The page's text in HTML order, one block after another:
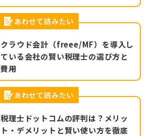
クラウド会計（freee/MF）を導入し
ている会社の賢い税理士の選び方と
費用
あわせて読みたい
税理士ドットコムの評判は？メリッ
ト・デメリットと賢い使い方を徹底
あわせて読みたい